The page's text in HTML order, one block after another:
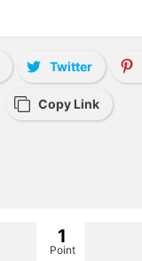
Twitter
Copy Link
1
Point